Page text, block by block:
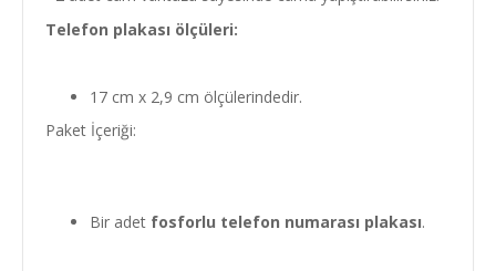
Telefon plakası ölçüleri:
17 cm x 2,9 cm ölçülerindedir.
Paket İçeriği:
Bir adet fosforlu telefon numarası plakası.